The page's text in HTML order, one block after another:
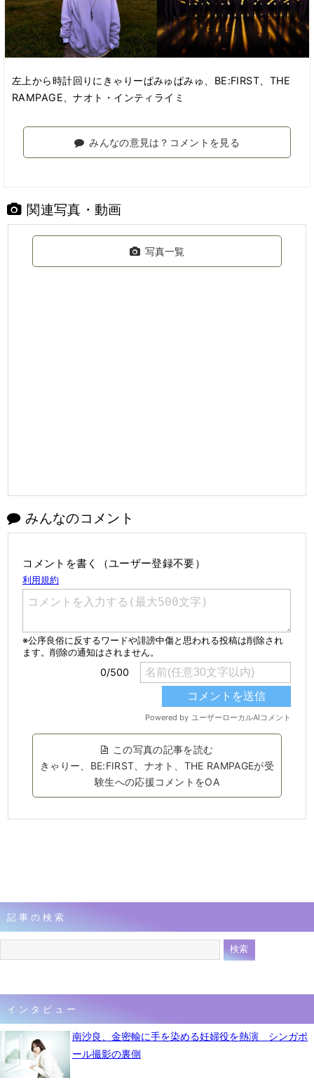
左上から時計回りにきゃりーぱみゅぱみゅ、BE:FIRST、THE
RAMPAGE、ナオト・インティライミ
みんなの意見は？コメントを見る
関連写真・動画
写真一覧
みんなのコメント
コメントを書く（ユーザー登録不要）
この写真の記事を読む
きゃりー、BE:FIRST、ナオト、THE RAMPAGEが受
験生への応援コメントをOA
記事の検索
インタビュー
南沙良、金密輸に手を染める妊婦役を熱演 シンガポ
ール撮影の裏側